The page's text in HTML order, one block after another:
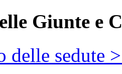
Giunte e
delle sedute